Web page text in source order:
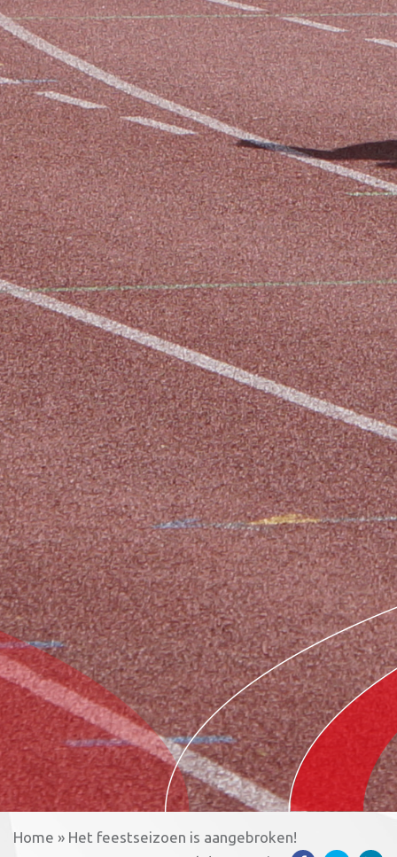
Home » Het feestseizoen is aangebroken!